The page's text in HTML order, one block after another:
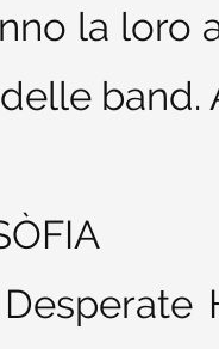
la loro
band.